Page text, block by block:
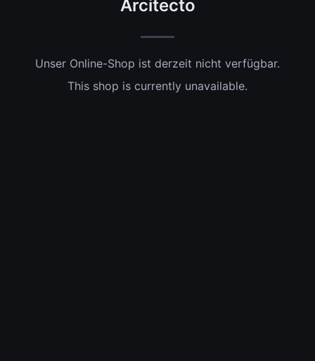
Arcitecto
Unser Online-Shop ist derzeit nicht verfügbar.
This shop is currently unavailable.